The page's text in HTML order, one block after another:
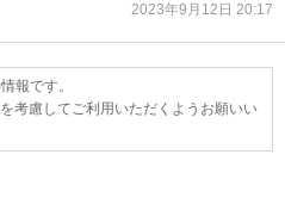
2023年9月12日 20:17
報です。
考慮してご利用いただくようお願いい